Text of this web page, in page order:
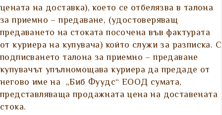
цената на доставка), което се отбелязва в талона
за приемно – предаване, (удостоверяващ
предаването на стоката посочена във фактурата
от куриера на купувача) който служи за разписка. С
подписването талона за приемно – предаване
купувачът упълномощава куриера да предаде от
негово име на „Биб Фуудс“ ЕООД сумата,
представляваща продажната цена на доставената
стока.